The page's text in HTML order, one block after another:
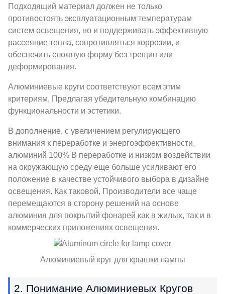
Подходящий материал должен не только
противостоять эксплуатационным температурам
систем освещения, но и поддерживать эффективную
рассеяние тепла, сопротивляться коррозии, и
обеспечить сложную форму без трещин или
деформирования.
Алюминиевые круги соответствуют всем этим
критериям, Предлагая убедительную комбинацию
функциональности и эстетики.
В дополнение, с увеличением регулирующего
внимания к переработке и энергоэффективности,
алюминий 100% В переработке и низком воздействии
на окружающую среду еще больше усиливают его
положение в качестве устойчивого выбора в дизайне
освещения. Как таковой, Производители все чаще
перемещаются в сторону решений на основе
алюминия для покрытий фонарей как в жилых, так и в
коммерческих приложениях освещения.
Алюминиевый круг для крышки лампы
2. Понимание Алюминиевых Кругов